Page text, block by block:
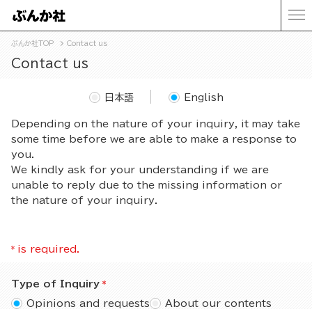
ぶんか社TOP Contact us
Contact us
Depending on the nature of your inquiry, it may take
some time before we are able to make a response to
you.
We kindly ask for your understanding if we are
unable to reply due to the missing information or
the nature of your inquiry.
日本語 English
* is required.
Type of Inquiry
Opinions and requests
About our contents